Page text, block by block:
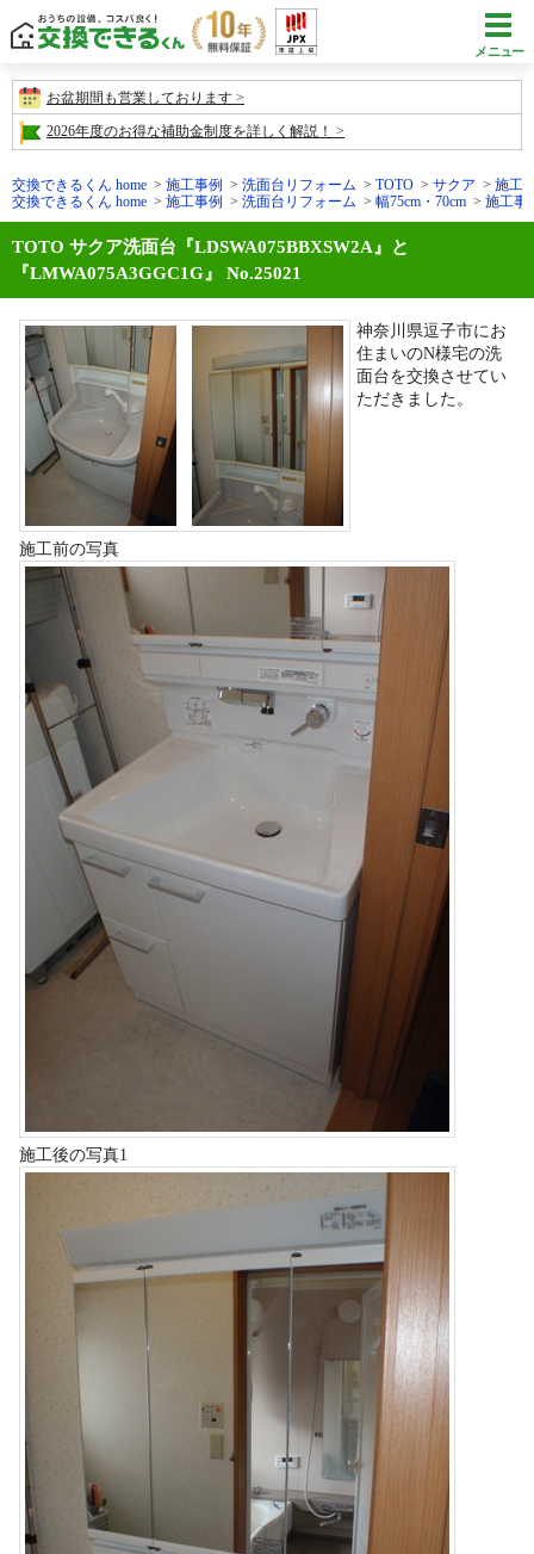
メニュー
お盆期間も営業しております
2026年度のお得な補助金制度を詳しく解説！
交換できるくん home 施工事例 洗面台リフォーム TOTO サクア
施工
交換できるくん home
施工事例 洗面台リフォーム 幅75cm・70cm 施工事
TOTO サクア洗面台『LDSWA075BBXSW2A』と
『LMWA075A3GGC1G』 No.25021
神奈川県逗子市にお
住まいのN様宅の洗
面台を交換させてい
ただきました。
施工前の写真
施工後の写真1